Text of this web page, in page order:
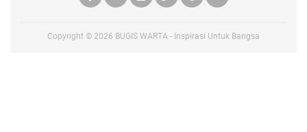
Copyright © 2026 BUGIS WARTA - Inspirasi Untuk Bangsa